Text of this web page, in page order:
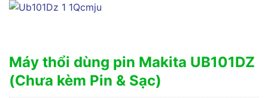
Máy thổi dùng pin Makita UB101DZ
(Chưa kèm Pin & Sạc)